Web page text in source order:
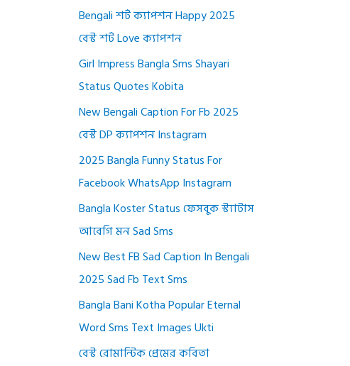
Bengali শর্ট ক্যাপশন Happy 2025
বেস্ট শর্ট Love ক্যাপশন
Girl Impress Bangla Sms Shayari
Status Quotes Kobita
New Bengali Caption For Fb 2025
বেস্ট DP ক্যাপশন Instagram
2025 Bangla Funny Status For
Facebook WhatsApp Instagram
Bangla Koster Status ফেসবুক স্ট্যাটাস
আবেগি মন Sad Sms
New Best FB Sad Caption In Bengali
2025 Sad Fb Text Sms
Bangla Bani Kotha Popular Eternal
Word Sms Text Images Ukti
বেস্ট রোমান্টিক প্রেমের কবিতা